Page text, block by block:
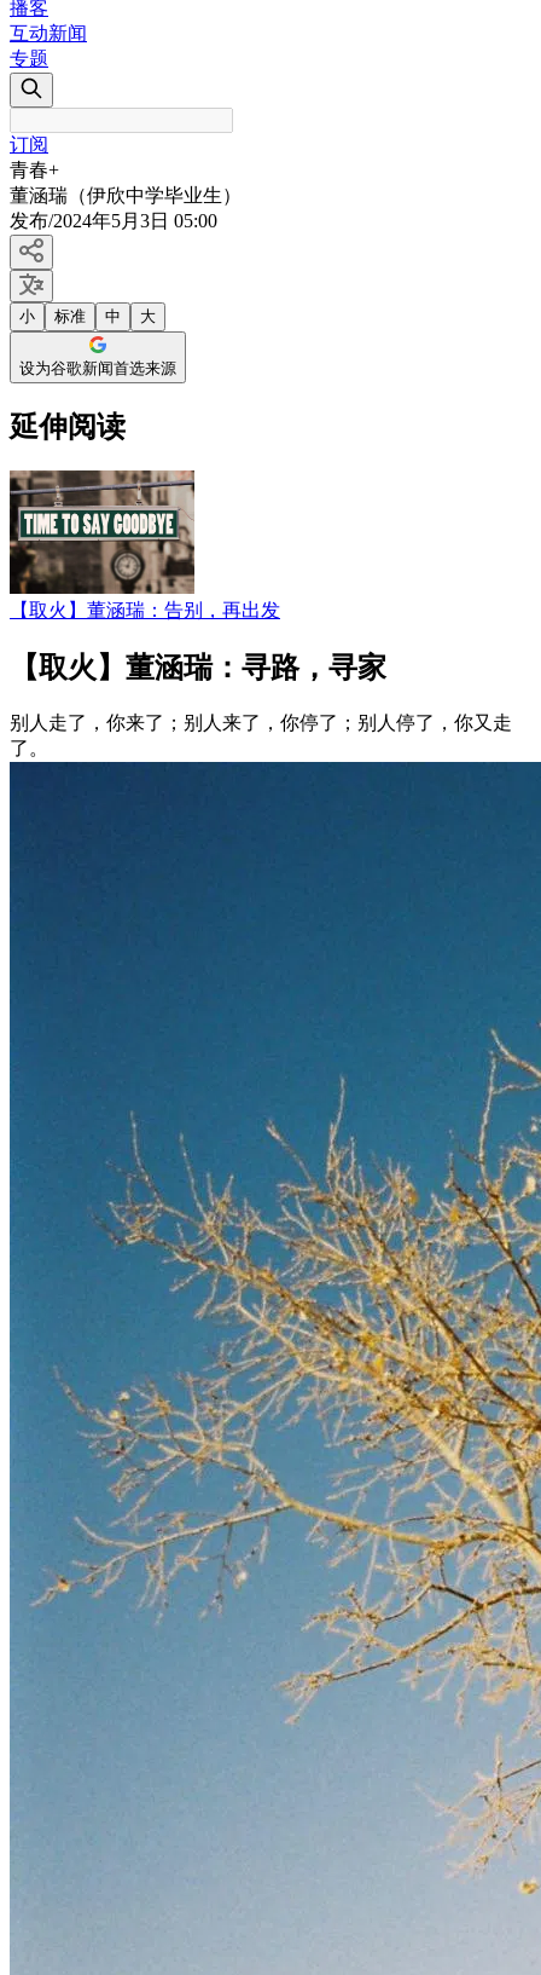
播客
互动新闻
专题
订阅
青春+
董涵瑞（伊欣中学毕业生）
发布/2024年5月3日 05:00
小 标准 中 大
设为谷歌新闻首选来源
延伸阅读
【取火】董涵瑞：告别，再出发
【取火】董涵瑞：寻路，寻家
别人走了，你来了；别人来了，你停了；别人停了，你又走
了。